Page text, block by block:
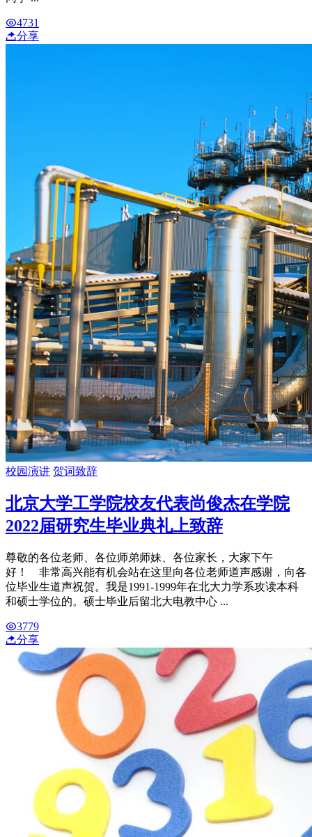
4731
分享
校园演讲 贺词致辞
北京大学工学院校友代表尚俊杰在学院
2022届研究生毕业典礼上致辞
尊敬的各位老师、各位师弟师妹、各位家长，大家下午
好！ 非常高兴能有机会站在这里向各位老师道声感谢，向各
位毕业生道声祝贺。我是1991-1999年在北大力学系攻读本科
和硕士学位的。硕士毕业后留北大电教中心 ...
3779
分享